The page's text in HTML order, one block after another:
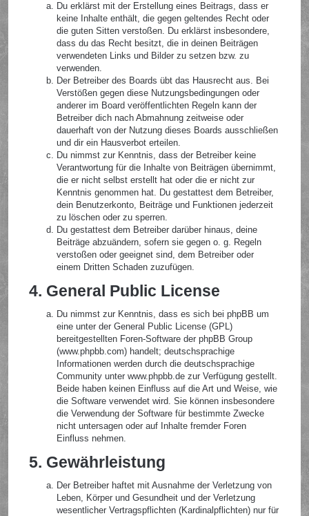
Du erklärst mit der Erstellung eines Beitrags, dass er
keine Inhalte enthält, die gegen geltendes Recht oder
die guten Sitten verstoßen. Du erklärst insbesondere,
dass du das Recht besitzt, die in deinen Beiträgen
verwendeten Links und Bilder zu setzen bzw. zu
verwenden.
Der Betreiber des Boards übt das Hausrecht aus. Bei
Verstößen gegen diese Nutzungsbedingungen oder
anderer im Board veröffentlichten Regeln kann der
Betreiber dich nach Abmahnung zeitweise oder
dauerhaft von der Nutzung dieses Boards ausschließen
und dir ein Hausverbot erteilen.
Du nimmst zur Kenntnis, dass der Betreiber keine
Verantwortung für die Inhalte von Beiträgen übernimmt,
die er nicht selbst erstellt hat oder die er nicht zur
Kenntnis genommen hat. Du gestattest dem Betreiber,
dein Benutzerkonto, Beiträge und Funktionen jederzeit
zu löschen oder zu sperren.
Du gestattest dem Betreiber darüber hinaus, deine
Beiträge abzuändern, sofern sie gegen o. g. Regeln
verstoßen oder geeignet sind, dem Betreiber oder
einem Dritten Schaden zuzufügen.
4. General Public License
Du nimmst zur Kenntnis, dass es sich bei phpBB um
eine unter der General Public License (GPL)
bereitgestellten Foren-Software der phpBB Group
(www.phpbb.com) handelt; deutschsprachige
Informationen werden durch die deutschsprachige
Community unter www.phpbb.de zur Verfügung gestellt.
Beide haben keinen Einfluss auf die Art und Weise, wie
die Software verwendet wird. Sie können insbesondere
die Verwendung der Software für bestimmte Zwecke
nicht untersagen oder auf Inhalte fremder Foren
Einfluss nehmen.
5. Gewährleistung
Der Betreiber haftet mit Ausnahme der Verletzung von
Leben, Körper und Gesundheit und der Verletzung
wesentlicher Vertragspflichten (Kardinalpflichten) nur für